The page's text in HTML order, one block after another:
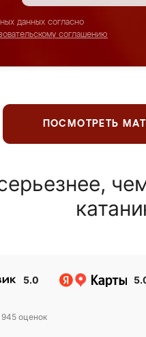
данных согласно
соглашению
ПОСМОТРЕТЬ
5.0
945 оценок